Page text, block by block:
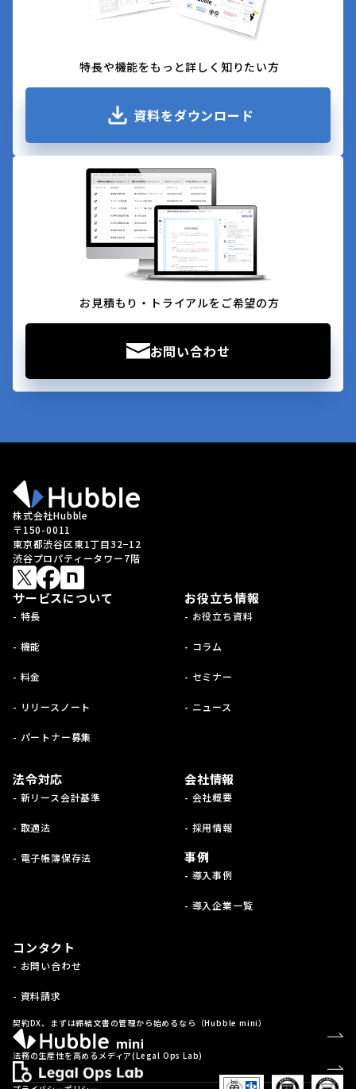
特長や機能をもっと詳しく知りたい方
資料をダウンロード
お見積もり・トライアルをご希望の方
お問い合わせ
株式会社Hubble
〒150-0011
東京都渋谷区東1丁目32−12
渋谷プロパティータワー7階
サービスについて
- 特長
- 機能
- 料金
- リリースノート
- パートナー募集
お役立ち情報
- お役立ち資料
- コラム
- セミナー
- ニュース
法令対応
- 新リース会計基準
- 取適法
- 電子帳簿保存法
会社情報
- 会社概要
- 採用情報
事例
- 導入事例
- 導入企業一覧
コンタクト
- お問い合わせ
- 資料請求
契約DX、まずは締結文書の管理から始めるなら（Hubble mini）
法務の生産性を高めるメディア(Legal Ops Lab)